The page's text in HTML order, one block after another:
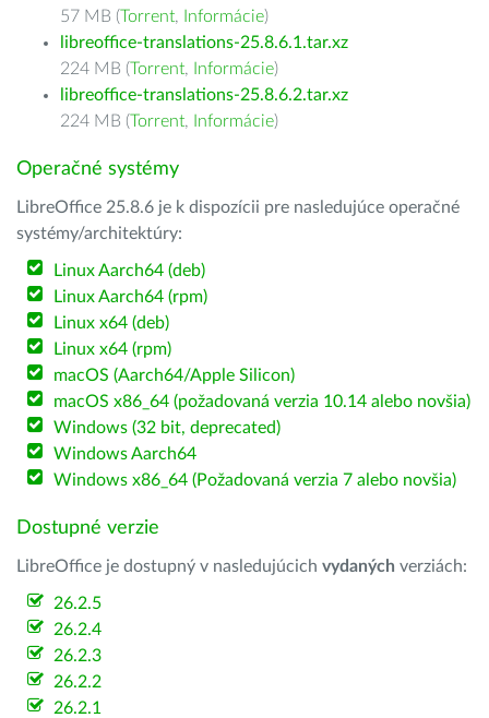
57 MB (Torrent, Informácie)
libreoffice-translations-25.8.6.1.tar.xz
224 MB (Torrent, Informácie)
libreoffice-translations-25.8.6.2.tar.xz
224 MB (Torrent, Informácie)
Operačné systémy
LibreOffice 25.8.6 je k dispozícii pre nasledujúce operačné
systémy/architektúry:
Linux Aarch64 (deb)
Linux Aarch64 (rpm)
Linux x64 (deb)
Linux x64 (rpm)
macOS (Aarch64/Apple Silicon)
macOS x86_64 (požadovaná verzia 10.14 alebo novšia)
Windows (32 bit, deprecated)
Windows Aarch64
Windows x86_64 (Požadovaná verzia 7 alebo novšia)
Dostupné verzie
LibreOffice je dostupný v nasledujúcich vydaných verziách:
26.2.5
26.2.4
26.2.3
26.2.2
26.2.1